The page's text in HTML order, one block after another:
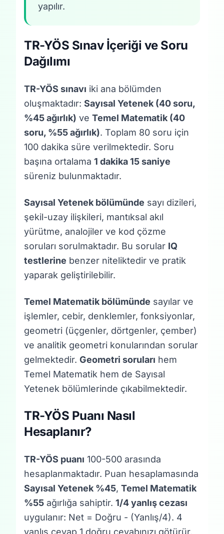
yapılır.
TR-YÖS Sınav İçeriği ve Soru
Dağılımı
TR-YÖS sınavı iki ana bölümden
oluşmaktadır: Sayısal Yetenek (40 soru,
%45 ağırlık) ve Temel Matematik (40
soru, %55 ağırlık). Toplam 80 soru için
100 dakika süre verilmektedir. Soru
başına ortalama 1 dakika 15 saniye
süreniz bulunmaktadır.
Sayısal Yetenek bölümünde sayı dizileri,
şekil-uzay ilişkileri, mantıksal akıl
yürütme, analojiler ve kod çözme
soruları sorulmaktadır. Bu sorular IQ
testlerine benzer niteliktedir ve pratik
yaparak geliştirilebilir.
Temel Matematik bölümünde sayılar ve
işlemler, cebir, denklemler, fonksiyonlar,
geometri (üçgenler, dörtgenler, çember)
ve analitik geometri konularından sorular
gelmektedir. Geometri soruları hem
Temel Matematik hem de Sayısal
Yetenek bölümlerinde çıkabilmektedir.
TR-YÖS Puanı Nasıl
Hesaplanır?
TR-YÖS puanı 100-500 arasında
hesaplanmaktadır. Puan hesaplamasında
Sayısal Yetenek %45, Temel Matematik
%55 ağırlığa sahiptir. 1/4 yanlış cezası
uygulanır: Net = Doğru - (Yanlış/4). 4
yanlış cevap 1 doğru cevabınızı götürür,